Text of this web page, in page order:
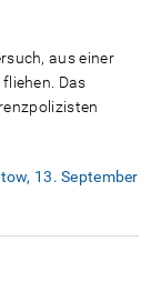
aus einer
Das
13. September